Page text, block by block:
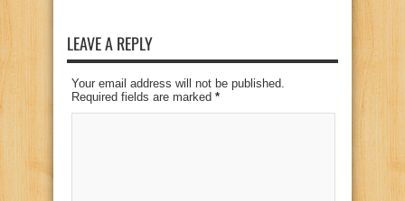
LEAVE A REPLY
Your email address will not be published.
Required fields are marked *